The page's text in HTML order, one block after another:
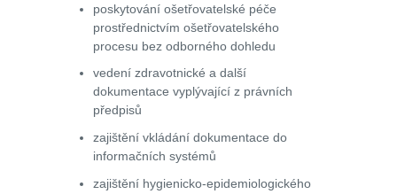
poskytování ošetřovatelské péče
prostřednictvím ošetřovatelského
procesu bez odborného dohledu
vedení zdravotnické a další
dokumentace vyplývající z právních
předpisů
zajištění vkládání dokumentace do
informačních systémů
zajištění hygienicko-epidemiologického